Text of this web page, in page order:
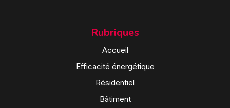
Rubriques
Accueil
Efficacité énergétique
Résidentiel
Bâtiment